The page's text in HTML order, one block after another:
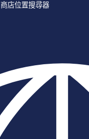
商店位置搜尋器